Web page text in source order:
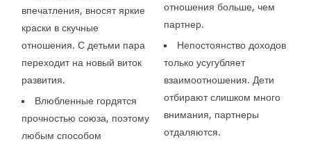
впечатления, вносят яркие
краски в скучные
отношения. С детьми пара
переходит на новый виток
развития.
Влюбленные гордятся
прочностью союза, поэтому
любым способом
отношения больше, чем
партнер.
Непостоянство доходов
только усугубляет
взаимоотношения. Дети
отбирают слишком много
внимания, партнеры
отдаляются.